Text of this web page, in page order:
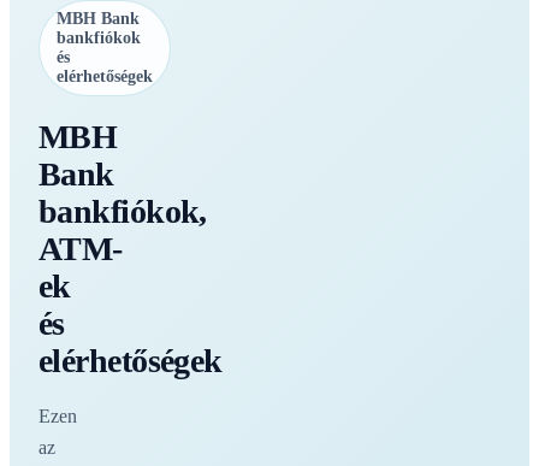
MBH Bank
bankfiókok
és
elérhetőségek
MBH
Bank
bankfiókok,
ATM-
ek
és
elérhetőségek
Ezen
az